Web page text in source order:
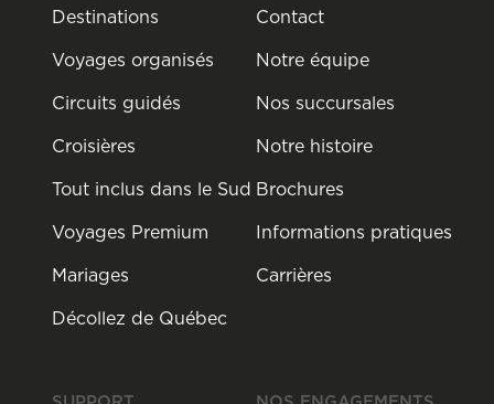
Destinations
Voyages organisés
Circuits guidés
Croisières
Tout inclus dans le Sud
Voyages Premium
Mariages
Décollez de Québec
Contact
Notre équipe
Nos succursales
Notre histoire
Brochures
Informations pratiques
Carrières